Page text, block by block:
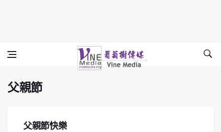
父親節
Vine Media
葡萄樹傳媒
父親節
父親節快樂